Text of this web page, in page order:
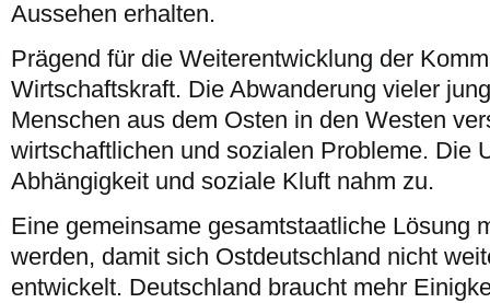
Aussehen erhalten.
Prägend für die Weiterentwicklung der
Wirtschaftskraft. Die Abwanderung vieler
Menschen aus dem Osten in den Westen
wirtschaftlichen und sozialen Probleme. Die
Abhängigkeit und soziale Kluft nahm zu.
Eine gemeinsame gesamtstaatliche Lösung
werden, damit sich Ostdeutschland nicht
entwickelt. Deutschland braucht mehr